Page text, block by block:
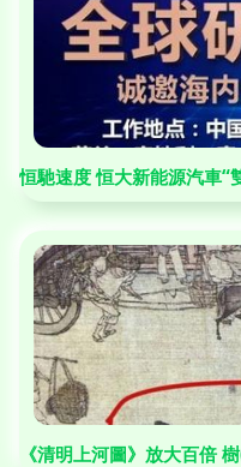
恒馳速度 恒大新能源汽車“
《清明上河圖》放大百倍